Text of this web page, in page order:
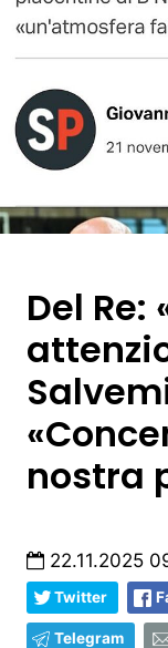
Del Re:
nostra
22.11.2025
Twitter
Telegram